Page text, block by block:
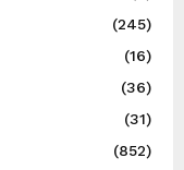
(245)
(16)
(36)
(31)
(852)